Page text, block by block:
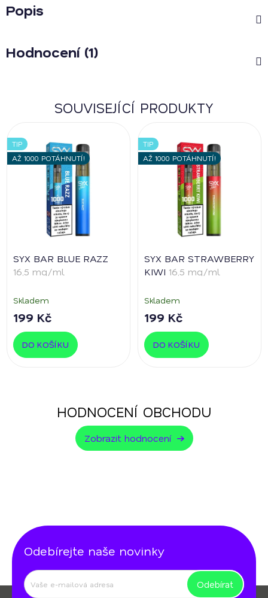
Popis
Hodnocení (1)
SOUVISEJÍCÍ PRODUKTY
TIP
AŽ 1000 POTÁHNUTÍ!
SYX BAR BLUE RAZZ
16,5 mg/ml
Skladem
199 Kč
DO KOŠÍKU
TIP
AŽ 1000 POTÁHNUTÍ!
SYX BAR STRAWBERRY
KIWI 16,5 mg/ml
Skladem
199 Kč
DO KOŠÍKU
HODNOCENÍ OBCHODU
Zobrazit hodnocení
Odebírejte naše novinky
Odebírat